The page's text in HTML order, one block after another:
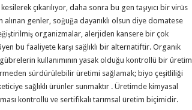
çıkarılıyor, daha sonra bu gen taşıyıcı bir virüs
alınan genler, soğuğa dayanıklı olsun diye domatese
organizmalar, alerjiden kansere bir çok
bu faaliyete karşı sağlıklı bir alternatiftir. Organik
kullanımının yasak olduğu kontrollü bir üretim
sürdürülebilir üretimi sağlamak; biyo çeşitliliği
sağlıklı ürünler sunmaktır . Üretimde kimyasal
kontrollü ve sertifikalı tarımsal üretim biçimidir.